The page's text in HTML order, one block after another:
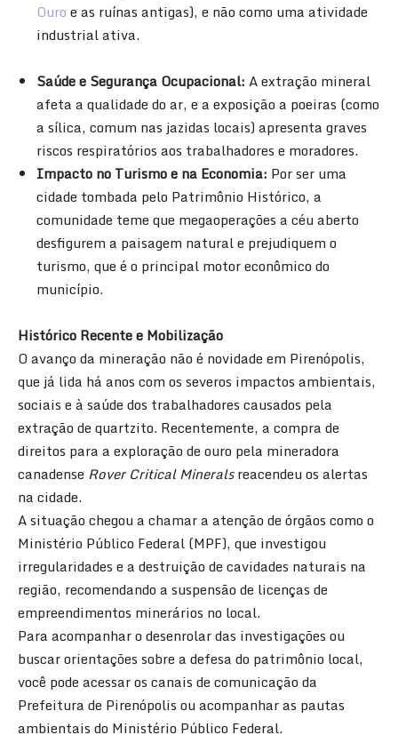
Ouro e as ruínas antigas), e não como uma atividade
industrial ativa.
Saúde e Segurança Ocupacional: A extração mineral
afeta a qualidade do ar, e a exposição a poeiras (como
a sílica, comum nas jazidas locais) apresenta graves
riscos respiratórios aos trabalhadores e moradores.
Impacto no Turismo e na Economia: Por ser uma
cidade tombada pelo Patrimônio Histórico, a
comunidade teme que megaoperações a céu aberto
desfigurem a paisagem natural e prejudiquem o
turismo, que é o principal motor econômico do
município.
Histórico Recente e Mobilização
O avanço da mineração não é novidade em Pirenópolis,
que já lida há anos com os severos impactos ambientais,
sociais e à saúde dos trabalhadores causados pela
extração de quartzito. Recentemente, a compra de
direitos para a exploração de ouro pela mineradora
canadense Rover Critical Mineralsreacendeu os alertas
na cidade.
A situação chegou a chamar a atenção de órgãos como o
Ministério Público Federal (MPF), que investigou
irregularidades e a destruição de cavidades naturais na
região, recomendando a suspensão de licenças de
empreendimentos minerários no local.
Para acompanhar o desenrolar das investigações ou
buscar orientações sobre a defesa do patrimônio local,
você pode acessar os canais de comunicação da
Prefeitura de Pirenópolis ou acompanhar as pautas
ambientais do Ministério Público Federal.